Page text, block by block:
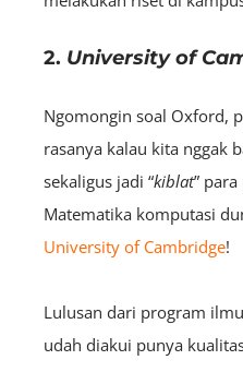
2. University of
Ngomongin soal Oxford,
rasanya kalau kita nggak
sekaligus jadi “kiblat”
Matematika komputasi
University of Cambridge!
Lulusan dari program
udah diakui punya